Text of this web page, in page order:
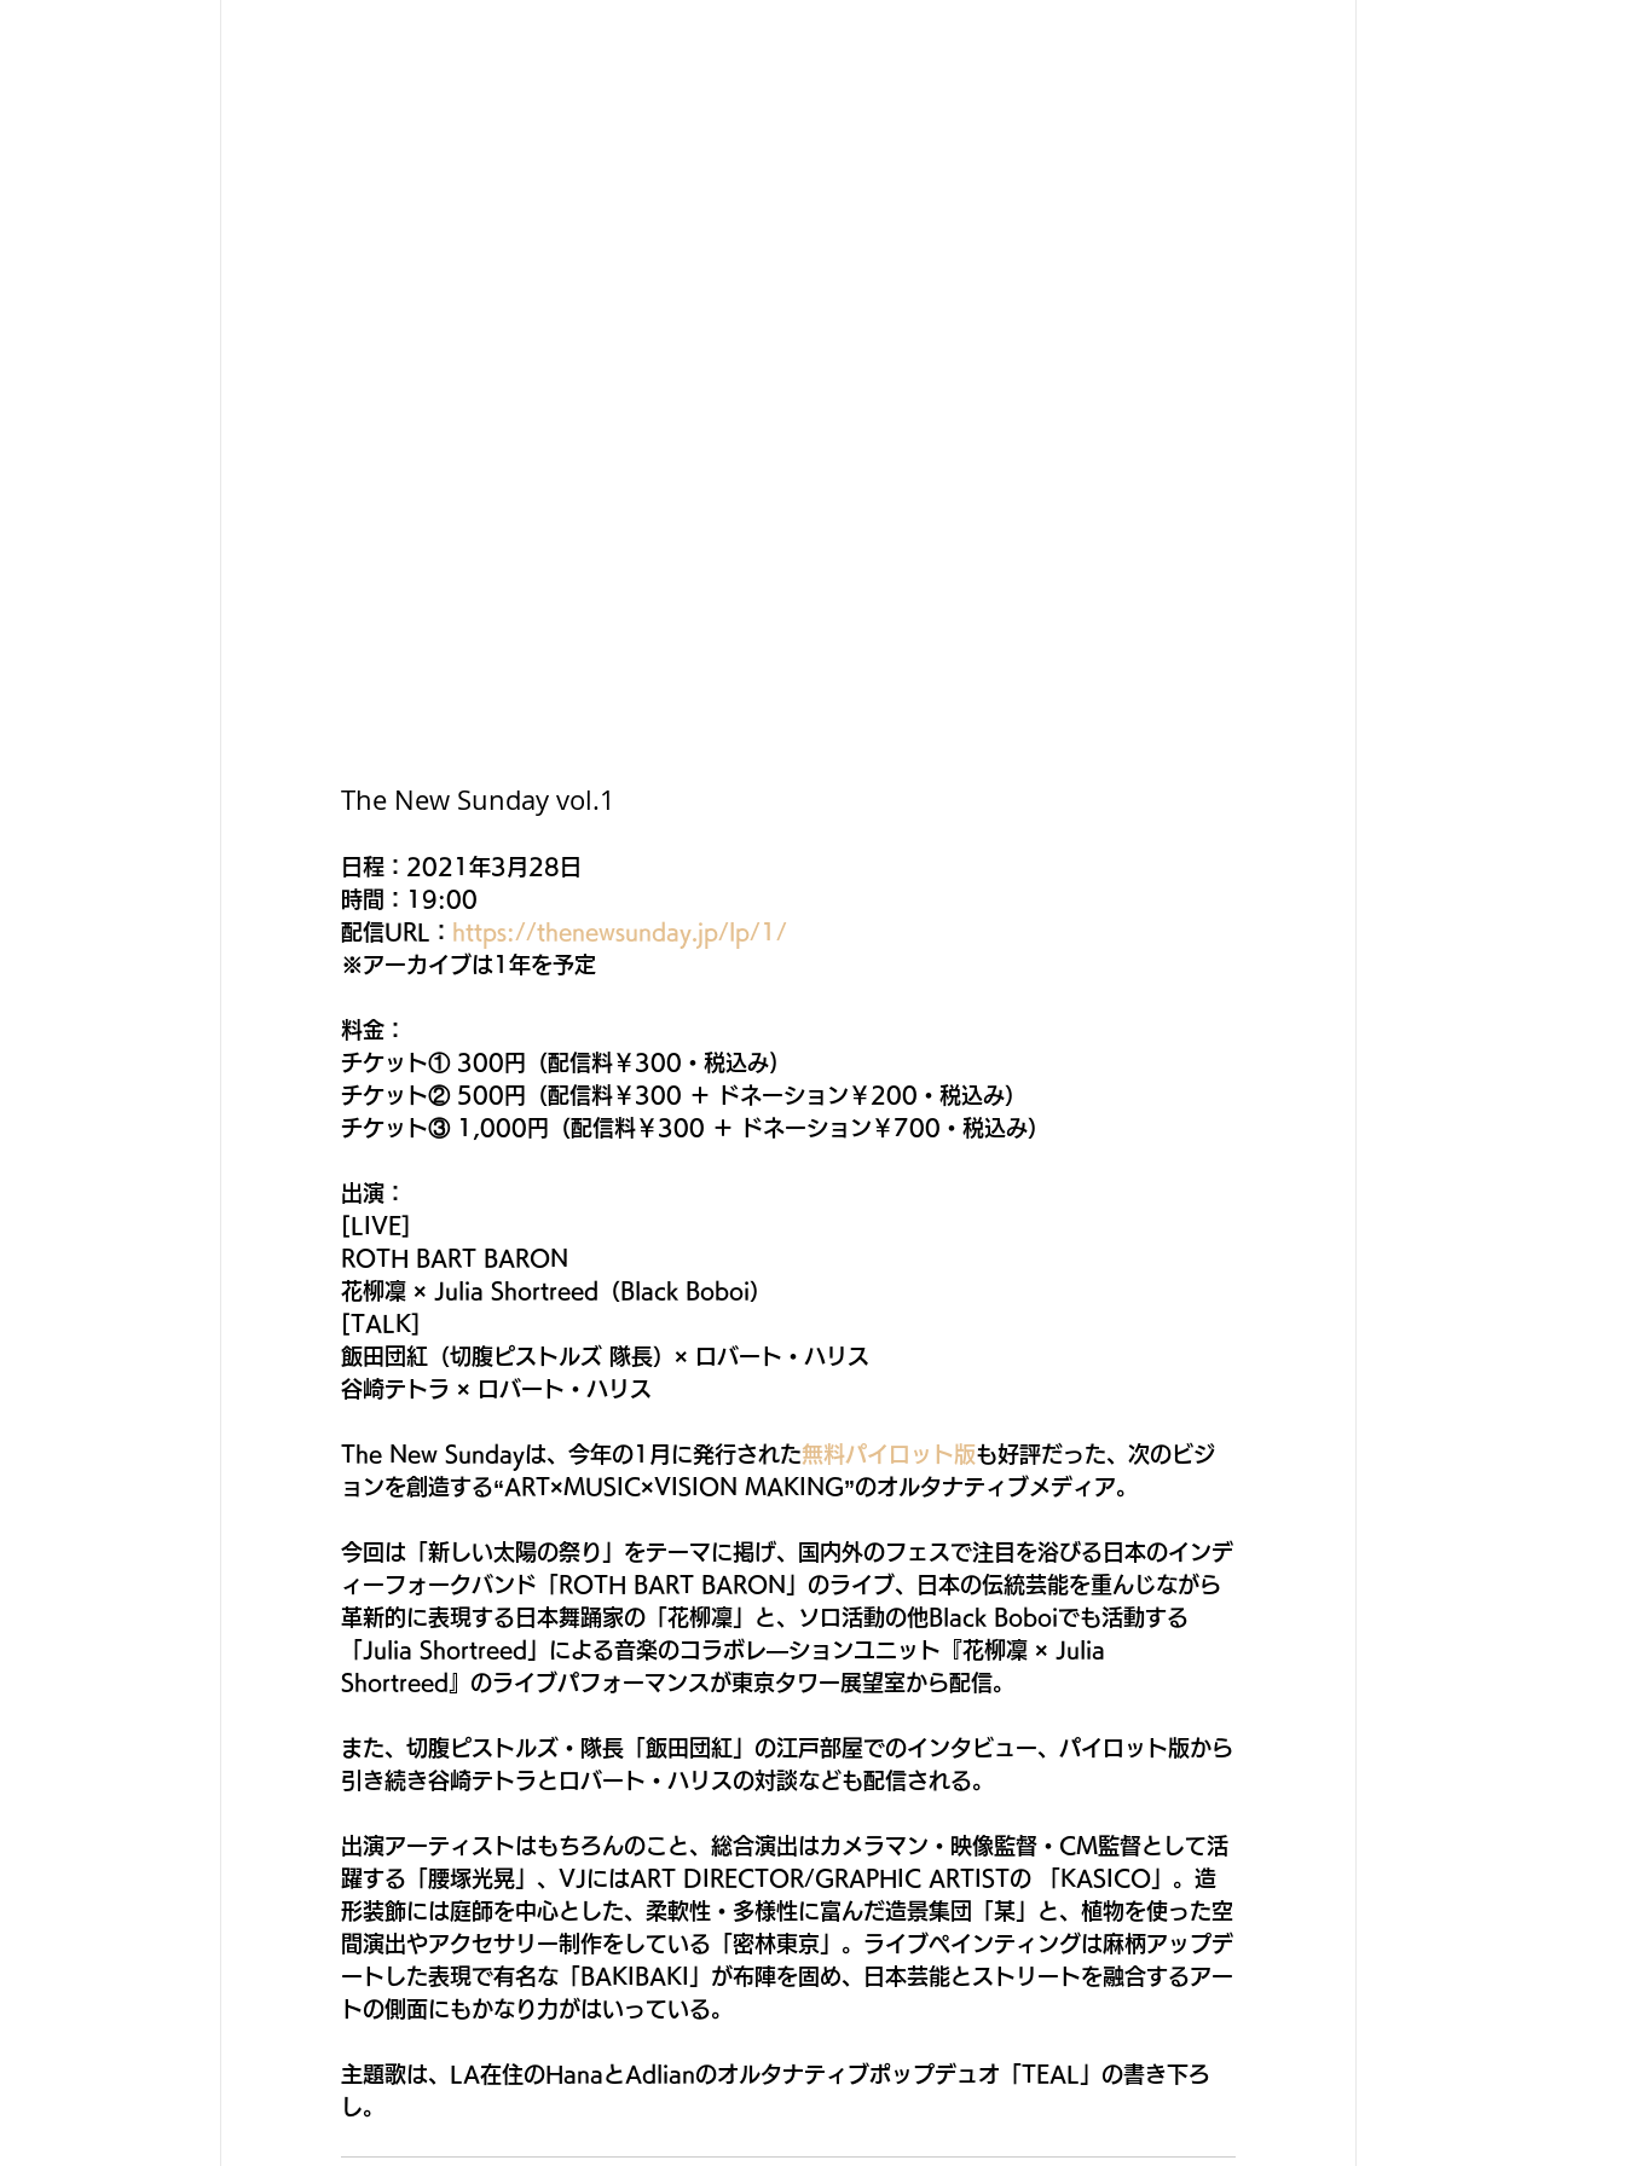
The New Sunday vol.1
日程：2021年3月28日
時間：19:00
配信URL： https://thenewsunday.jp/lp/1/
※アーカイブは1年を予定
料金：
チケット① 300円（配信料￥300・税込み)
チケット② 500円（配信料￥300 ＋ ドネーション￥200・税込み）
チケット③ 1,000円（配信料￥300 ＋ ドネーション￥700・税込み）
出演：
[LIVE]
ROTH BART BARON
花柳凜 × Julia Shortreed（Black Boboi）
[TALK]
飯田団紅（切腹ピストルズ 隊長）× ロバート・ハリス
谷崎テトラ × ロバート・ハリス
The New Sundayは、今年の1月に発行された無料パイロット版も好評だった、次のビジ
ョンを創造する“ART×MUSIC×VISION MAKING”のオルタナティブメディア。
今回は「新しい太陽の祭り」をテーマに掲げ、国内外のフェスで注目を浴びる日本のインデ
ィーフォークバンド「ROTH BART BARON」のライブ、日本の伝統芸能を重んじながら
革新的に表現する日本舞踊家の「花柳凜」と、ソロ活動の他Black Boboiでも活動する
「Julia Shortreed」による音楽のコラボレ—ションユニット『花柳凜 × Julia
Shortreed』のライブパフォーマンスが東京タワー展望室から配信。
また、切腹ピストルズ・隊長「飯田団紅」の江戸部屋でのインタビュー、パイロット版から
引き続き谷崎テトラとロバート・ハリスの対談なども配信される。
出演アーティストはもちろんのこと、総合演出はカメラマン・映像監督・CM監督として活
躍する「腰塚光晃」、VJにはART DIRECTOR/GRAPHIC ARTISTの 「KASICO」。造
形装飾には庭師を中心とした、柔軟性・多様性に富んだ造景集団「某」と、植物を使った空
間演出やアクセサリー制作をしている「密林東京」。ライブペインティングは麻柄アップデ
ートした表現で有名な「BAKIBAKI」が布陣を固め、日本芸能とストリートを融合するアー
トの側面にもかなり力がはいっている。
主題歌は、LA在住のHanaとAdlianのオルタナティブポップデュオ「TEAL」の書き下ろ
し。